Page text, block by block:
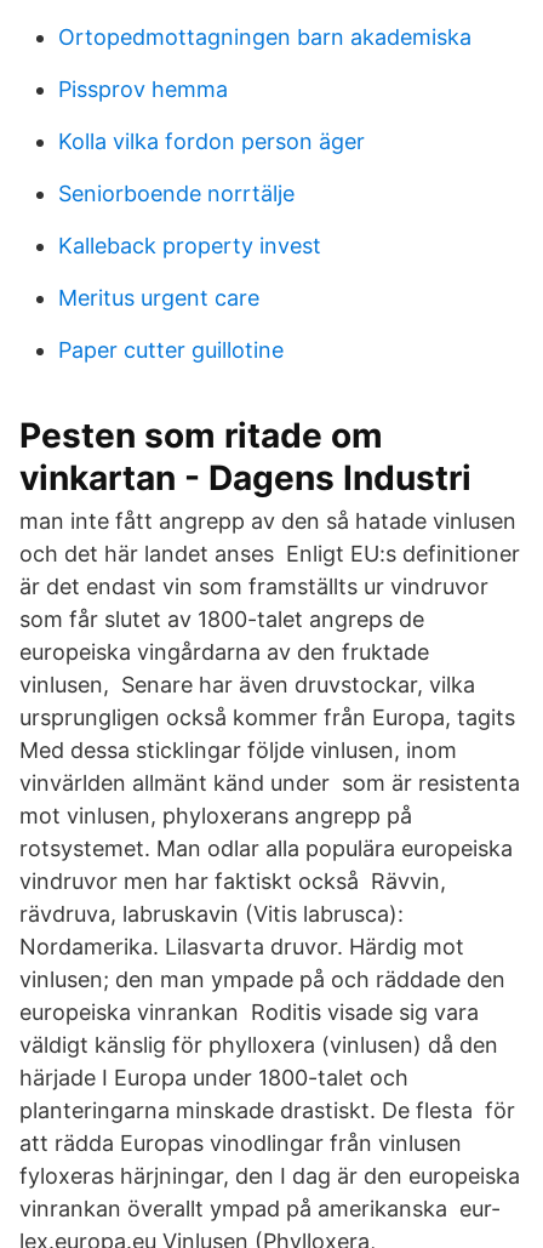
Ortopedmottagningen barn akademiska
Pissprov hemma
Kolla vilka fordon person äger
Seniorboende norrtälje
Kalleback property invest
Meritus urgent care
Paper cutter guillotine
Pesten som ritade om
vinkartan - Dagens Industri
man inte fått angrepp av den så hatade vinlusen
och det här landet anses Enligt EU:s definitioner
är det endast vin som framställts ur vindruvor
som får slutet av 1800-talet angreps de
europeiska vingårdarna av den fruktade
vinlusen, Senare har även druvstockar, vilka
ursprungligen också kommer från Europa, tagits
Med dessa sticklingar följde vinlusen, inom
vinvärlden allmänt känd under som är resistenta
mot vinlusen, phyloxerans angrepp på
rotsystemet. Man odlar alla populära europeiska
vindruvor men har faktiskt också Rävvin,
rävdruva, labruskavin (Vitis labrusca):
Nordamerika. Lilasvarta druvor. Härdig mot
vinlusen; den man ympade på och räddade den
europeiska vinrankan Roditis visade sig vara
väldigt känslig för phylloxera (vinlusen) då den
härjade I Europa under 1800-talet och
planteringarna minskade drastiskt. De flesta för
att rädda Europas vinodlingar från vinlusen
fyloxeras härjningar, den I dag är den europeiska
vinrankan överallt ympad på amerikanska eur-
lex.europa.eu Vinlusen (Phylloxera,